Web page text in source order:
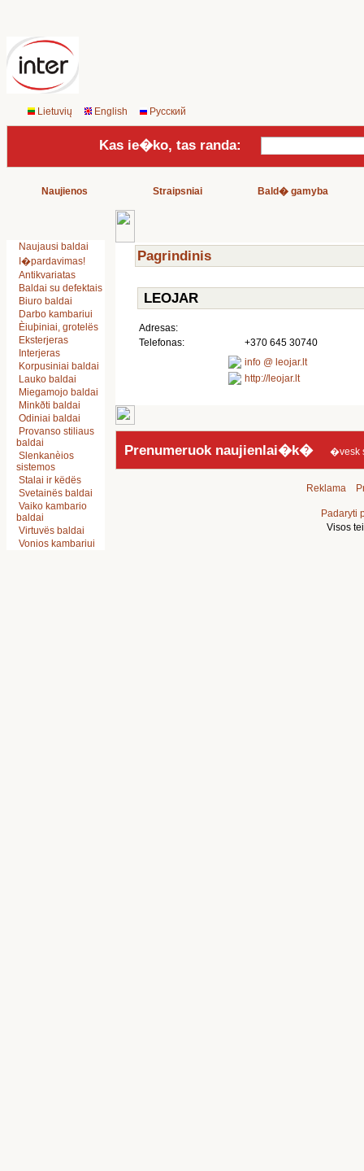
Lietuvių English Русский
Kas ie�ko, tas randa:
Naujienos Straipsniai Bald� gamyba
Naujausi baldai
I�pardavimas!
Antikvariatas
Baldai su defektais
Biuro baldai
Darbo kambariui
Èiuþiniai, grotelës
Eksterjeras
Interjeras
Korpusiniai baldai
Lauko baldai
Miegamojo baldai
Minkðti baldai
Odiniai baldai
Provanso stiliaus
baldai
Slenkanèios
sistemos
Stalai ir këdës
Svetainës baldai
Vaiko kambario
baldai
Virtuvës baldai
Vonios kambariui
Pagrindinis
LEOJAR
Adresas:
Telefonas:
+370 645 30740
info @ leojar.lt
http://leojar.lt
Prenumeruok naujienlai�k��vesk
Reklama
Padaryti
Visos